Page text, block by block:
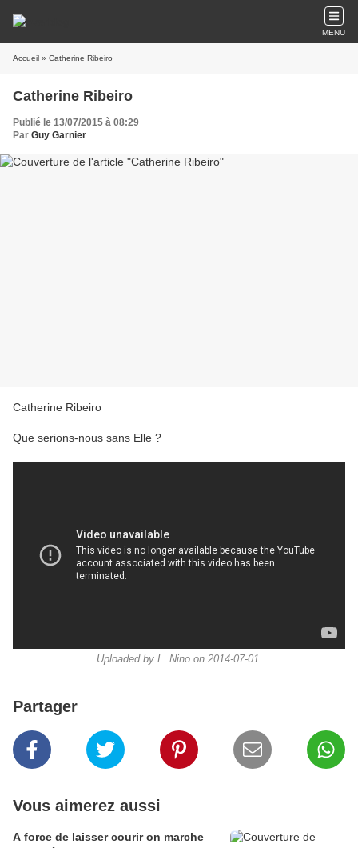
MENU
Accueil » Catherine Ribeiro
Catherine Ribeiro
Publié le 13/07/2015 à 08:29
Par Guy Garnier
Catherine Ribeiro
Que serions-nous sans Elle ?
Uploaded by L. Nino on 2014-07-01.
Partager
Vous aimerez aussi
A force de laisser courir on marche